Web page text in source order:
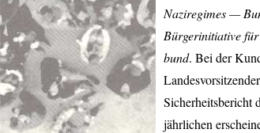
Naziregimes —
Bürgerinitiative
bund. Bei der
Sicherheitsbericht
jährlichen